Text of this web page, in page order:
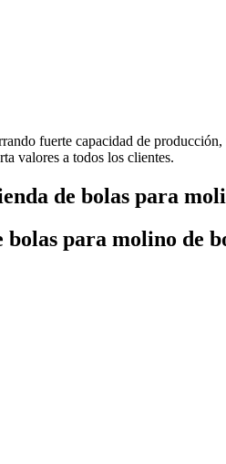
fuerte capacidad de
valores a todos los clientes.
de bolas para
para molino de